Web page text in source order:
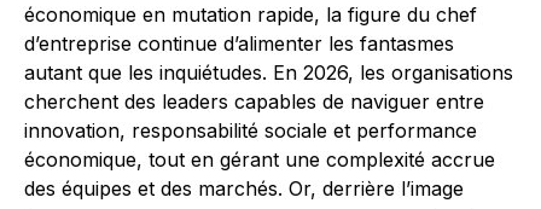
économique en mutation rapide, la figure du chef
d’entreprise continue d’alimenter les fantasmes
autant que les inquiétudes. En 2026, les organisations
cherchent des leaders capables de naviguer entre
innovation, responsabilité sociale et performance
économique, tout en gérant une complexité accrue
des équipes et des marchés. Or, derrière l’image